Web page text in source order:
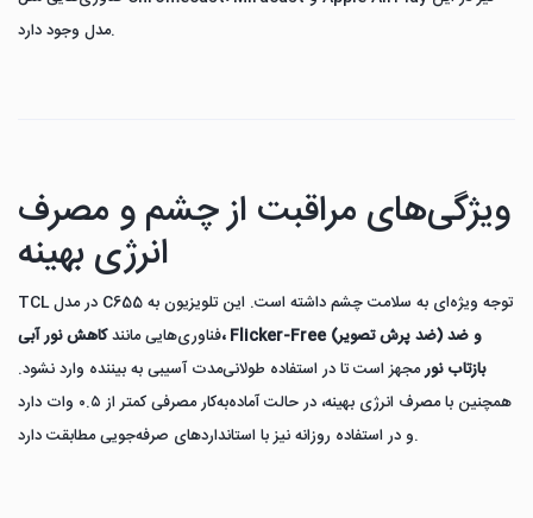
مدل وجود دارد.
ویژگی‌های مراقبت از چشم و مصرف
انرژی بهینه
TCL در مدل C655 توجه ویژه‌ای به سلامت چشم داشته است. این تلویزیون به
فناوری‌هایی مانندکاهش نور آبی، Flicker-Free (ضد پرش تصویر) و ضد
بازتاب نورمجهز است تا در استفاده طولانی‌مدت آسیبی به بیننده وارد نشود.
همچنین با مصرف انرژی بهینه، در حالت آماده‌به‌کار مصرفی کمتر از ۰.۵ وات دارد
و در استفاده روزانه نیز با استانداردهای صرفه‌جویی مطابقت دارد.